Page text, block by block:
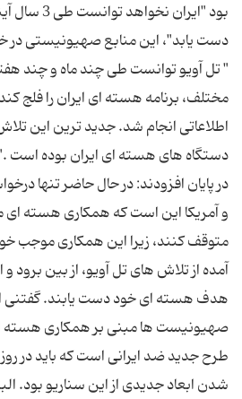
بود "ایران
دست یابد"، این منابع صهیونیستی
" تل آویو توانست طی چند ماه و چند
مختلف، برنامه هسته ای ایران را فلج
اطلاعاتی انجام شد. جدید ترین این
دستگاه های هسته ای ایران بوده است
در پایان افزودند: در حال حاضر تنها
و آمریکا این است که همکاری هسته ای
متوقف کنند، زیرا این همکاری موجب
آمده از تلاش های تل آویو، از بین برود
هدف هسته ای خود دست یابند. گفتنی
صهیونیست ها مبنی بر همکاری هسته
طرح جدید ضد ایرانی است که باید در
شدن ابعاد جدیدی از این سناریو بود.